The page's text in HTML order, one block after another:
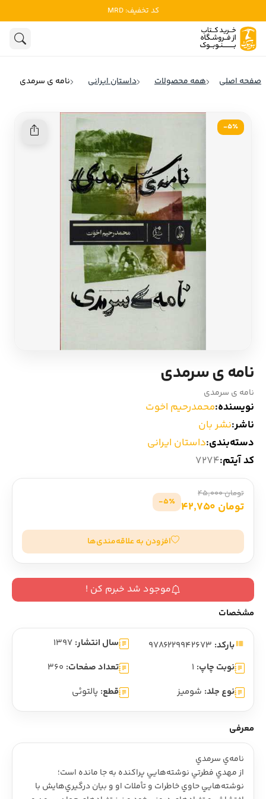
کد تخفیف: MRD
ادبیات
تاریخ و سیاست
کودک و نوجوان
ادبیات انگلیس
ادبیات فرانسه
ادبیات ایتالیا
ادبیات روسیه
ادبیات آمریکای لاتین
ادبیات آلمان
ادبیات ترکیه
ادبیات آسیا
سایر کشورهای اروپا
داستان کوتاه
شعر و متون کهن
صفحه اصلی همه محصولات داستان ایرانی نامه ی سرمدی
5٪-
نامه ی سرمدی
نامه ی سرمدی
نویسنده:محمدرحیم اخوت
ناشر:نشر بان
دسته‌بندی:داستان ایرانی
کد آیتم:7274
تومان 45,000
تومان 42,750 5٪-
افزودن به علاقه‌مندی‌ها
موجود شد خبرم کن !
مشخصات
بارکد: سال انتشار: 1397
نوبت چاپ: 1 تعداد صفحات: 360
نوع جلد: شومیز قطع: پالتوئی
معرفی
نامه‌ي سرمدي
از مهدي فطرتي نوشته‌هايي پراکنده به جا مانده است؛
نوشته‌هايي حاوي خاطرات و تأملات او و بيان درگيري‌هايش با